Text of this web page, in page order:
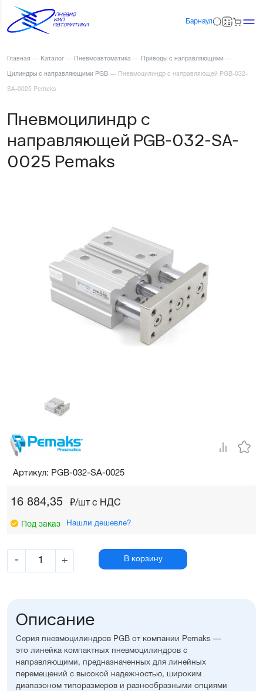
Барнаул
Главная — Каталог — Пневмоавтоматика — Приводы с направляющими —
Цилиндры с направляющими PGB — Пневмоцилиндр с направляющей PGB-032-
SA-0025 Pemaks
Пневмоцилиндр с
направляющей PGB-032-SA-
0025 Pemaks
16 884,35 ₽/шт c НДС
Под заказ Нашли дешевле?
- + В корзину
Артикул: PGB-032-SA-0025
Описание
Серия пневмоцилиндров PGB от компании Pemaks —
это линейка компактных пневмоцилиндров с
направляющими, предназначенных для линейных
перемещений с высокой надежностью, широким
диапазоном типоразмеров и разнообразными опциями